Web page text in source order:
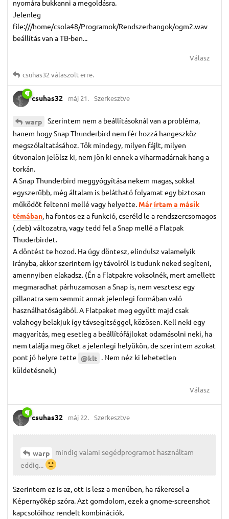
nyomára bukkanni a megoldásra.
Jelenleg
file:///home/csola48/Programok/Rendszerhangok/ogm2.wav
beállítás van a TB-ben...
Válasz
csuhas32válaszolt erre.
csuhas32 máj 21. Szerkesztve
warp
Szerintem nem a beállításoknál van a probléma,
hanem hogy Snap Thunderbird nem fér hozzá hangeszköz
megszólaltatásához. Tök mindegy, milyen fájlt, milyen
útvonalon jelölsz ki, nem jön ki ennek a viharmadárnak hang a
torkán.
A Snap Thunderbird meggyógyítása nekem magas, sokkal
egyszerűbb, még általam is belátható folyamat egy biztosan
működőt feltenni mellé vagy helyette. Már írtam a másik
témában, ha fontos ez a funkció, cseréld le a rendszercsomagos
(.deb) változatra, vagy tedd fel a Snap mellé a Flatpak
Thuderbirdet.
A döntést te hozod. Ha úgy döntesz, elindulsz valamelyik
irányba, akkor szerintem így távolról is tudunk neked segíteni,
amennyiben elakadsz. (Én a Flatpakre voksolnék, mert amellett
megmaradhat párhuzamosan a Snap is, nem vesztesz egy
pillanatra sem semmit annak jelenlegi formában való
használhatóságából. A Flatpaket meg együtt majd csak
valahogy belakjuk így távsegítséggel, közösen. Kell neki egy
magyarítás, meg esetleg a beállítófájlokat odamásolni neki, ha
nem találja meg őket a jelenlegi helyükön, de szerintem azokat
pont jó helyre tette @klt . Nem néz ki lehetetlen
küldetésnek.)
Válasz
csuhas32 máj 22. Szerkesztve
warp
mindig valami segédprogramot használtam
eddig...
Szerintem ez is az, ott is lesz a menüben, ha rákeresel a
Képernyőkép szóra. Azt gomdolom, ezek a gnome-screenshot
kapcsolóihoz rendelt kombinációk.